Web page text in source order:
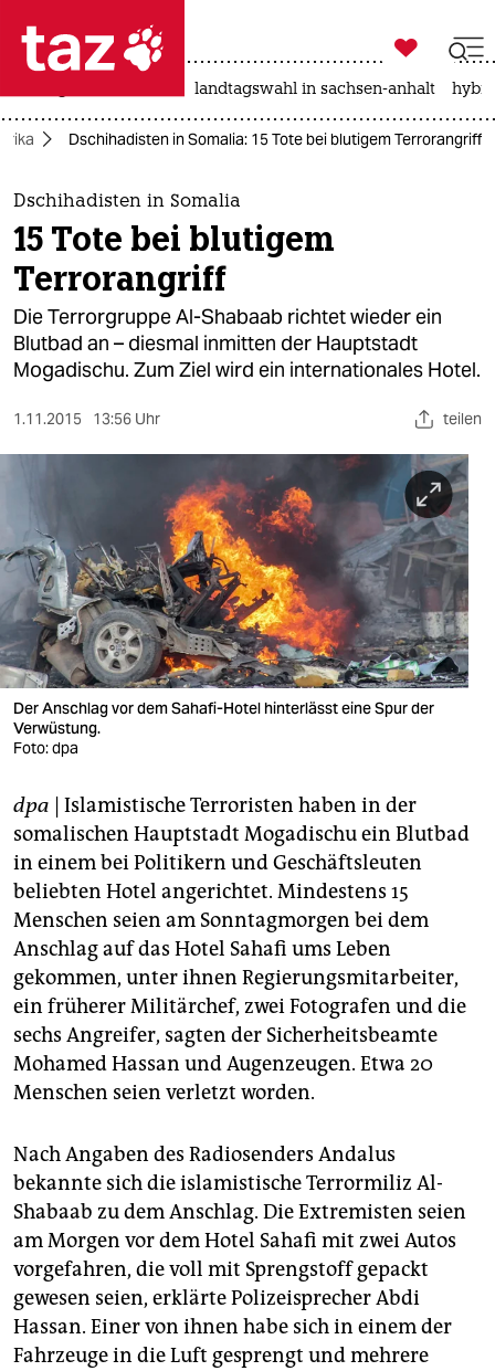
 taz zahl ich
taz zahl ich
themen
politik
öko
gesellschaft
sport
nord
wahrheit
verlag
verlag
veranstaltungen
fragen & hilfe
unterstützen
abo
genossenschaft
epaper login

taz zahl ich
landtagswahl in sachsen-anhalt
Dschihadisten in Somalia: 15 Tote bei blutigem Terrorangriff
Dschihadisten in Somalia
15 Tote bei blutigem
Terrorangriff
Die Terrorgruppe Al-Shabaab richtet wieder ein
Blutbad an – diesmal inmitten der Hauptstadt
Mogadischu. Zum Ziel wird ein internationales Hotel.
1.11.2015 13:56 Uhr teilen
Der Anschlag vor dem Sahafi-Hotel hinterlässt eine Spur der
Verwüstung.
Foto: dpa
dpa | Islamistische Terroristen haben in der
somalischen Hauptstadt Mogadischu ein Blutbad
in einem bei Politikern und Geschäftsleuten
beliebten Hotel angerichtet. Mindestens 15
Menschen seien am Sonntagmorgen bei dem
Anschlag auf das Hotel Sahafi ums Leben
gekommen, unter ihnen Regierungsmitarbeiter,
ein früherer Militärchef, zwei Fotografen und die
sechs Angreifer, sagten der Sicherheitsbeamte
Mohamed Hassan und Augenzeugen. Etwa 20
Menschen seien verletzt worden.
Nach Angaben des Radiosenders Andalus
bekannte sich die islamistische Terrormiliz Al-
Shabaab zu dem Anschlag. Die Extremisten seien
am Morgen vor dem Hotel Sahafi mit zwei Autos
vorgefahren, die voll mit Sprengstoff gepackt
gewesen seien, erklärte Polizeisprecher Abdi
Hassan. Einer von ihnen habe sich in einem der
Fahrzeuge in die Luft gesprengt und mehrere